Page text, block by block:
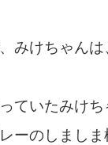
みけちゃん
ていたみけ
ーのしまし